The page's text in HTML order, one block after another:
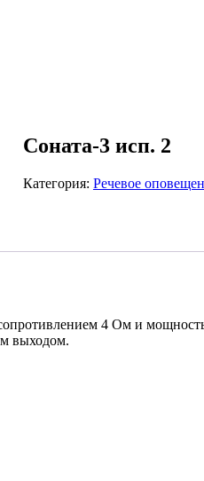
Соната-3 исп. 2
Категория: Речевое
4 Ом и
выходом.